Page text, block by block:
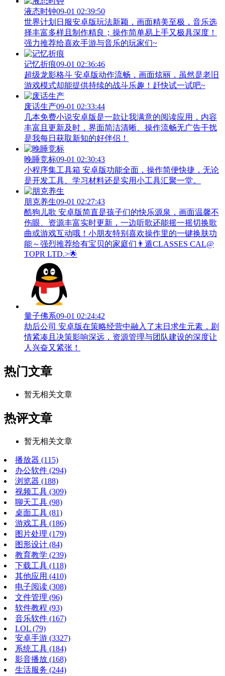
液态时钟09-01 02:39:50
世界计划日服安卓版玩法新颖，画面精美至极，音乐选
择丰富多样且制作精良；操作简单易上手又极具深度！
强力推荐给喜欢手游与音乐的玩家们~
记忆折痕09-01 02:36:46
超级龙影格斗 安卓版动作流畅，画面炫丽，虽然是老旧
游戏模式却能提供持续的战斗乐趣！赶快试一试吧~
废话生产09-01 02:33:44
几本免费小说安卓版是一款让我满意的阅读应用，内容
丰富且更新及时，界面简洁清晰、操作流畅无广告干扰
是我每日获取新知的好伴侣！
晚睡竞标09-01 02:30:43
小程序集工具箱 安卓版功能全面，操作简便快捷，无论
是开发工具、学习材料还是实用小工具汇聚一堂。
朋克养生09-01 02:27:43
酷狗儿歌 安卓版简直是孩子们的快乐源泉，画面温馨不
伤眼、资源丰富实时更新，一边听歌还能摇一摇切换歌
曲或游戏互动哦！小朋友特别喜欢操作里的一键换肤功
能～强烈推荐给有宝贝的家庭们👨‍遁️CLASSES CAL@
TOPR LTD.>🌟
量子佛系09-01 02:24:42
劫后公司 安卓版在策略经营中融入了末日求生元素，剧
情紧凑且决策影响深远，资源管理与团队建设的深度让
人兴奋又紧张！
热门文章
暂无相关文章
热评文章
暂无相关文章
播放器 (115)
办公软件 (294)
浏览器 (188)
视频工具 (309)
聊天工具 (98)
桌面工具 (81)
游戏工具 (186)
图片处理 (179)
图形设计 (84)
教育教学 (239)
下载工具 (118)
其他应用 (410)
电子阅读 (308)
文件管理 (96)
软件教程 (93)
音乐软件 (167)
LOL (79)
安卓手游 (3327)
系统工具 (184)
影音播放 (168)
生活服务 (244)